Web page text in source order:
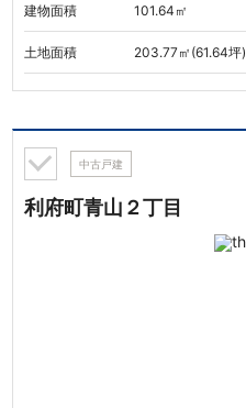
建物面積 101.64㎡
土地面積 203.77㎡(61.64坪)
中古戸建
利府町青山２丁目